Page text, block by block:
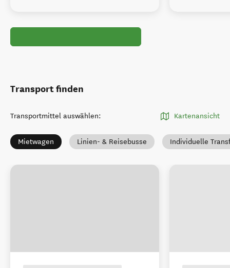
Transport finden
Transportmittel auswählen: Kartenansicht
Mietwagen Linien- & Reisebusse Individuelle